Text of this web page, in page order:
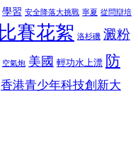
學習 安全降落大挑戰 寧夏 從問辯培
比賽花絮 洛杉磯 澱粉
空氣炮 美國 輕功水上漂 防
香港青少年科技創新大